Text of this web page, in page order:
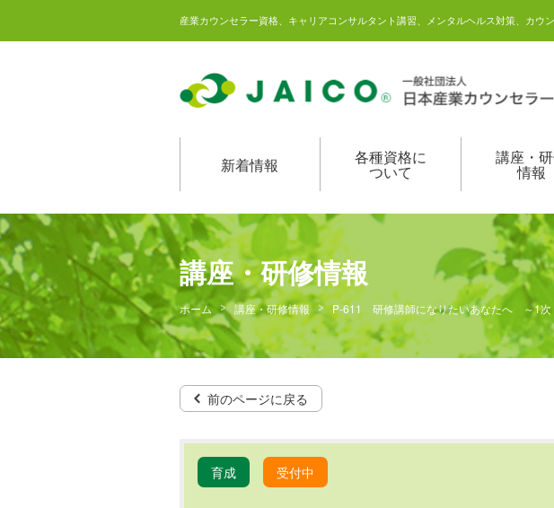
産業カウンセラー資格、キャリアコンサルタント講習、メンタルヘルス対策、カウ
新着情報 各種資格に
ついて
講座・
情報
講座・研修情報
ホーム 講座・研修情報 P-611 研修講師になりたいあなたへ ～1
前のページに戻る
育成 受付中